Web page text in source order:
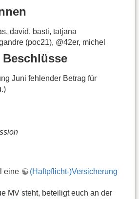
david, basti, tatjana
(poc21), @42er, michel
Juni fehlender Betrag für
eine
(Haftpflicht-)Versicherung
MV steht, beteiligt euch an der